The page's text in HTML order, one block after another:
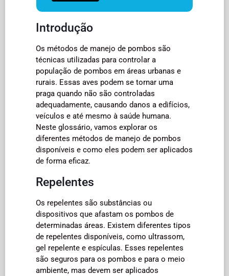
Introdução
Os métodos de manejo de pombos são
técnicas utilizadas para controlar a
população de pombos em áreas urbanas e
rurais. Essas aves podem se tornar uma
praga quando não são controladas
adequadamente, causando danos a edifícios,
veículos e até mesmo à saúde humana.
Neste glossário, vamos explorar os
diferentes métodos de manejo de pombos
disponíveis e como eles podem ser aplicados
de forma eficaz.
Repelentes
Os repelentes são substâncias ou
dispositivos que afastam os pombos de
determinadas áreas. Existem diferentes tipos
de repelentes disponíveis, como ultrassom,
gel repelente e espículas. Esses repelentes
são seguros para os pombos e para o meio
ambiente, mas devem ser aplicados